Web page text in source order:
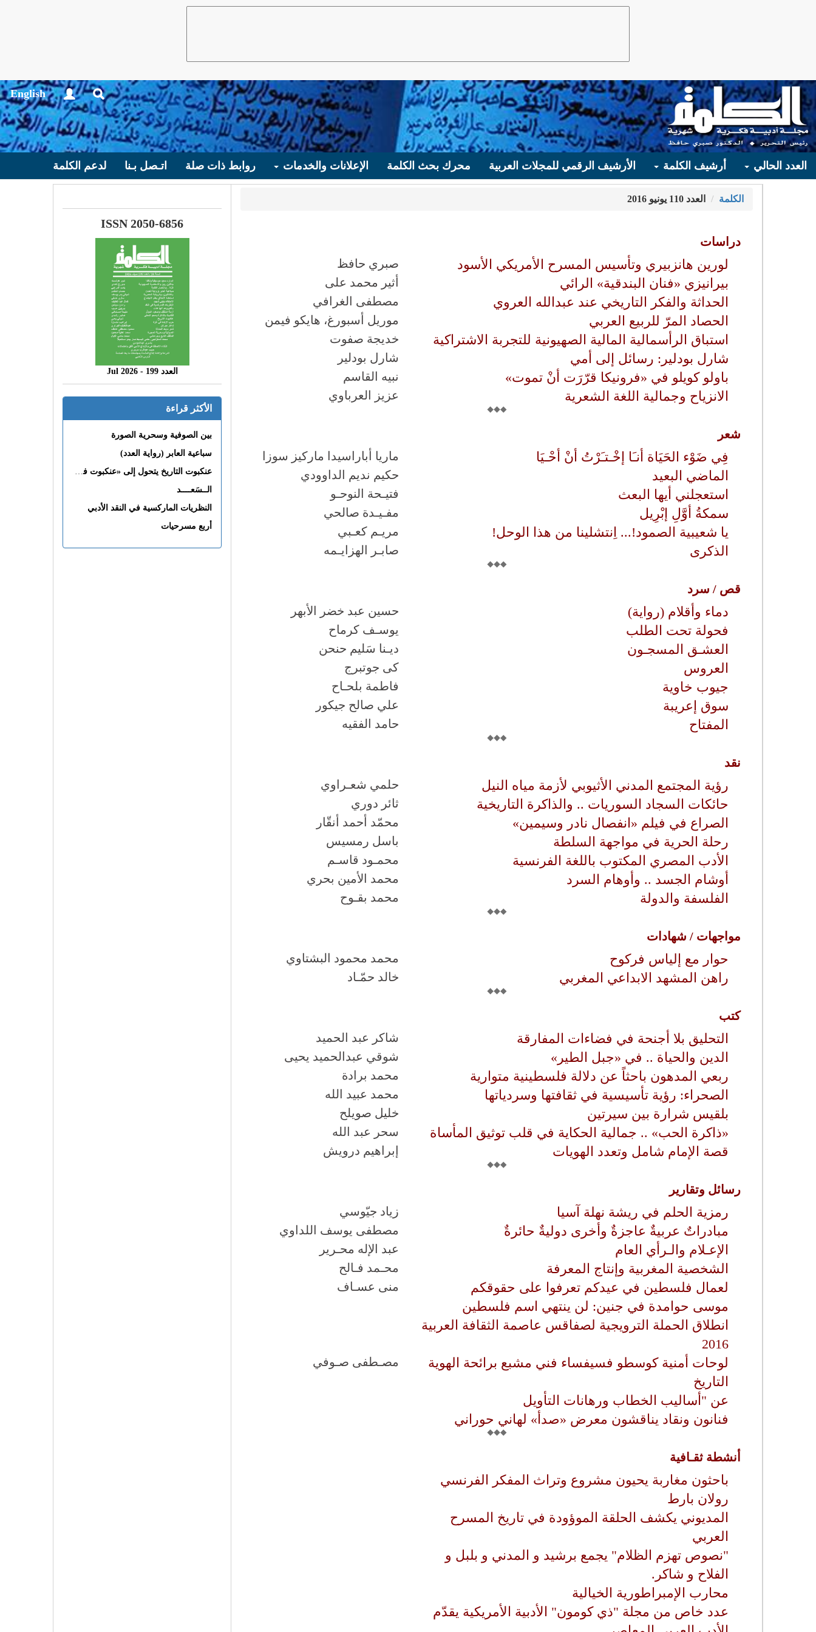
English
العدد الحالي أرشيف الكلمة الأرشيف الرقمي للمجلات العربية محرك بحث الكلمة الإعلانات والخدمات روابط ذات صلة اتـصل بـنا لدعم الكلمة
الكلمة العدد 110 يونيو 2016
دراسات
لورين هانزبيري وتأسيس المسرح الأمريكي الأسود صبري حافظ
بيرانيزي «فنان البندقية» الرائي أثير محمد على
الحداثة والفكر التاريخي عند عبدالله العروي مصطفى الغرافي
الحصاد المرّ للربيع العربي موريل أسبورغ، هايكو فيمن
استباق الرأسمالية المالية الصهيونية للتجربة الاشتراكية خديجة صفوت
شارل بودلير: رسائل إلى أمي شارل بودلير
باولو كويلو في «فرونيكا قرّرَت أنْ تموت» نبيه القاسم
الانزياح وجمالية اللغة الشعرية عزيز العرباوي
شعر
فِي ضَوْء الحَيَاة أنـَا إخْـتـَرْتُ أنْ أحْـيَا ماريا أباراسيدا ماركيز سوزا
الماضي البعيد حكيم نديم الداوودي
استعجلني أيها البعث فتيـحة النوحـو
سمكةُ أوَّلِ إبْرِيل مفـيـدة صالحي
يا شعيبية الصمود!... اِنتشلينا من هذا الوحل! مريـم كعـبي
الذكرى صابـر الهزايـمه
قص / سرد
دماء وأقلام (رواية) حسين عبد خضر الأبهر
فحولة تحت الطلب يوسـف كرماح
العشـق المسجـون ديـنا سَليم حنحن
العروس كى جوتبرج
جيوب خاوية فاطمة بلحـاح
سوق إعريبة علي صالح جيكور
المفتاح حامد الفقيه
نقد
رؤية المجتمع المدني الأثيوبي لأزمة مياه النيل حلمي شعـراوي
حائكات السجاد السوريات .. والذاكرة التاريخية ثائر دوري
الصراع في فيلم «انفصال نادر وسيمين» محمّد أحمد أنقّار
رحلة الحرية في مواجهة السلطة باسل رمسيس
الأدب المصري المكتوب باللغة الفرنسية محمـود قاسـم
أوشام الجسد .. وأوهام السرد محمد الأمين بحري
الفلسفة والدولة محمد بقـوح
مواجهات / شهادات
حوار مع إلياس فركوح محمد محمود البشتاوي
راهن المشهد الابداعي المغربي خالد حمّـاد
كتب
التحليق بلا أجنحة في فضاءات المفارقة ‬شاكر عبد الحميد
الدين والحياة .. في «جبل الطير» شوقي عبدالحميد يحيى
ربعي المدهون باحثاً عن دلالة فلسطينية متوارية محمد برادة
الصحراء: رؤية تأسيسية في ثقافتها وسردياتها محمد عبيد الله
بلقيس شرارة بين سيرتين خليل صويلح
«ذاكرة الحب» .. جمالية الحكاية في قلب توثيق المأساة سحر عبد الله
قصة الإمام شامل وتعدد الهويات إبراهيم درويش
رسائل وتقارير
رمزية الحلم في ريشة نهلة آسيا زياد جيّوسي
مبادراتٌ عربيةٌ عاجزةٌ وأخرى دوليةٌ حائرةٌ مصطفى يوسف اللداوي
الإعـلام والـرأي العام عبد الإله محـرير
الشخصية المغربية وإنتاج المعرفة محـمد فـالح
لعمال فلسطين في عيدكم تعرفوا على حقوقكم منى عسـاف
موسى حوامدة في جنين: لن ينتهي اسم فلسطين
انطلاق الحملة الترويجية لصفاقس عاصمة الثقافة العربية
2016
لوحات أمنية كوسطو فسيفساء فني مشبع برائحة الهوية
التاريخ
مصـطفى صـوفي
عن "أساليب الخطاب ورهانات التأويل
فنانون ونقاد يناقشون معرض «صدأ» لهاني حوراني
أنشطة ثقـافية
باحثون مغاربة يحيون مشروع وتراث المفكر الفرنسي
رولان بارط
المديوني يكشف الحلقة الموؤودة في تاريخ المسرح
العربي
"نصوص تهزم الظلام" يجمع برشيد و المدني و بلبل و
الفلاح و شاكر.
محارب الإمبراطورية الخيالية
عدد خاص من مجلة "ذي كومون" الأدبية الأمريكية يقدّم
ISSN 2050-6856
العدد 199 - 2026 Jul
الأكثر قراءة
بين الصوفية وسحرية الصورة
سباعية العابر (رواية العدد)
عنكبوت التاريخ يتحول إلى «عنكبوت فى القلب»
الــسَعــــد
النظريات الماركسية في النقد الأدبي
أربع مسرحيات